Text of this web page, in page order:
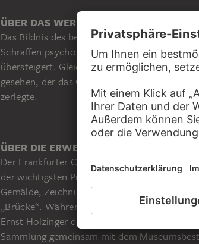
ÜBER DAS WERK
Das Bildnis des befreundeten Malers Otto
Schraffen psychologisch aufgeladen und in
übersteigert. Gleichzeitig scheint das
gesehen, der das Gesicht in höher- und
zerlegte.
ÜBER DIE ERWERBUNG
Der Frankfurter Chemiker und Industrielle
der wichtigsten Privatsammlungen moderner
Gemälde, Zeichnungen, Aquarelle und
„Brücke“. Während des Zweiten Weltkriegs
Ernst Holzinger den Erben des bei einem
Sammlung gemeinsam mit dem